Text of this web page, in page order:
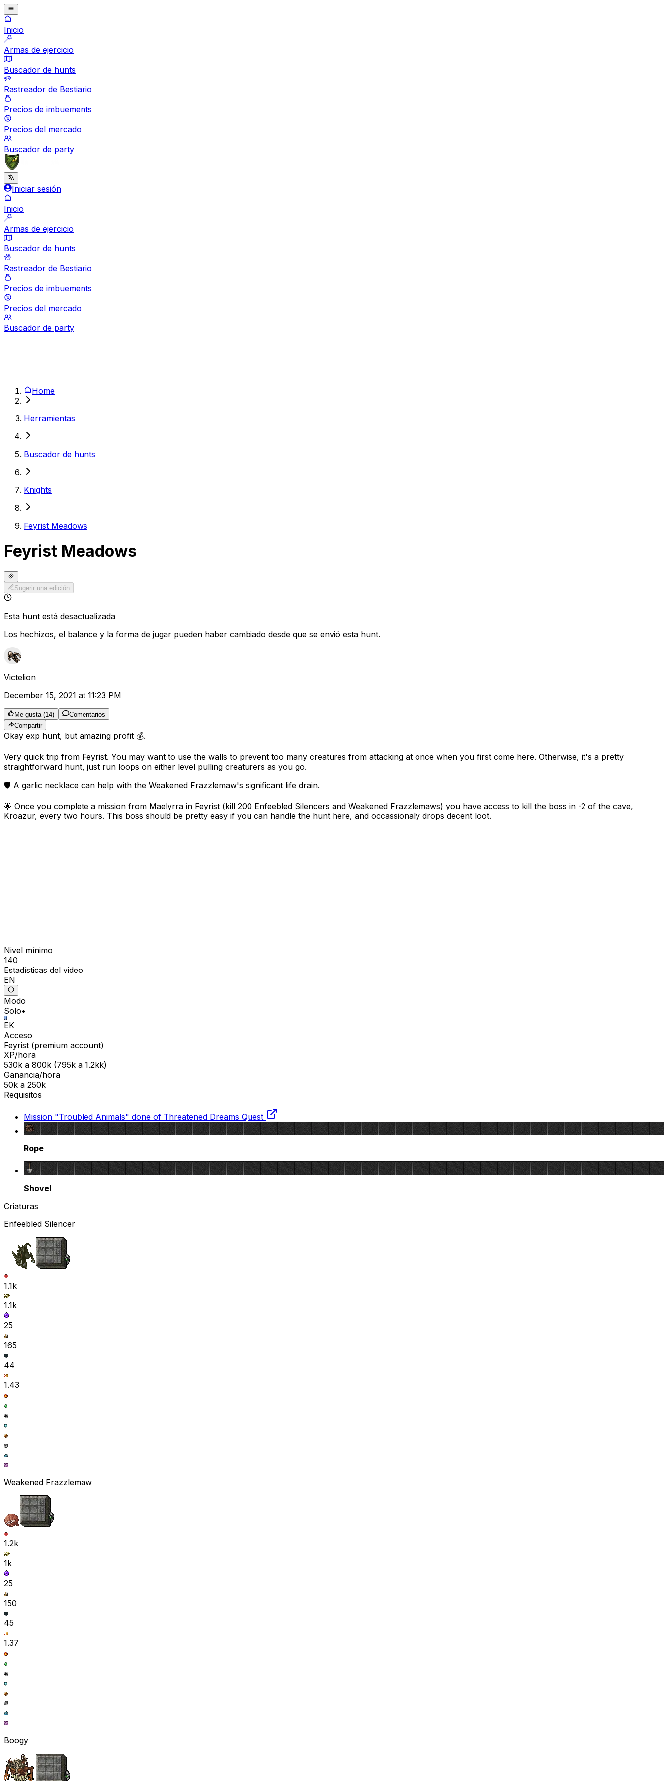
Inicio
Armas de ejercicio
Buscador de hunts
Rastreador de Bestiario
Precios de imbuements
Precios del mercado
Buscador de party
Iniciar sesión
Inicio
Armas de ejercicio
Buscador de hunts
Rastreador de Bestiario
Precios de imbuements
Precios del mercado
Buscador de party
Home
Herramientas
Buscador de hunts
Knights
Feyrist Meadows
Feyrist Meadows
Sugerir una edición
Esta hunt está desactualizada
Los hechizos, el balance y la forma de jugar pueden haber cambiado desde que se envió esta hunt.
Victelion
December 15, 2021 at 11:23 PM
Me gusta (14)
Comentarios
Compartir
Okay exp hunt, but amazing profit 💰.
Very quick trip from Feyrist. You may want to use the walls to prevent too many creatures from attacking at once when you first come here. Otherwise, it's a pretty
straightforward hunt, just run loops on either level pulling creaturers as you go.
🛡️ A garlic necklace can help with the Weakened Frazzlemaw's significant life drain.
🌟 Once you complete a mission from Maelyrra in Feyrist (kill 200 Enfeebled Silencers and Weakened Frazzlemaws) you have access to kill the boss in -2 of the cave,
Kroazur, every two hours. This boss should be pretty easy if you can handle the hunt here, and occassionaly drops decent loot.
Nivel mínimo
140
Estadísticas del video
EN
Modo
Solo•
EK
Acceso
Feyrist (premium account)
XP/hora
530k a 800k (795k a 1.2kk)
Ganancia/hora
50k a 250k
Requisitos
Mission "Troubled Animals" done of Threatened Dreams Quest
Rope
Shovel
Criaturas
Enfeebled Silencer
1.1k
1.1k
25
165
44
1.43
Weakened Frazzlemaw
1.2k
1k
25
150
45
1.37
Boogy